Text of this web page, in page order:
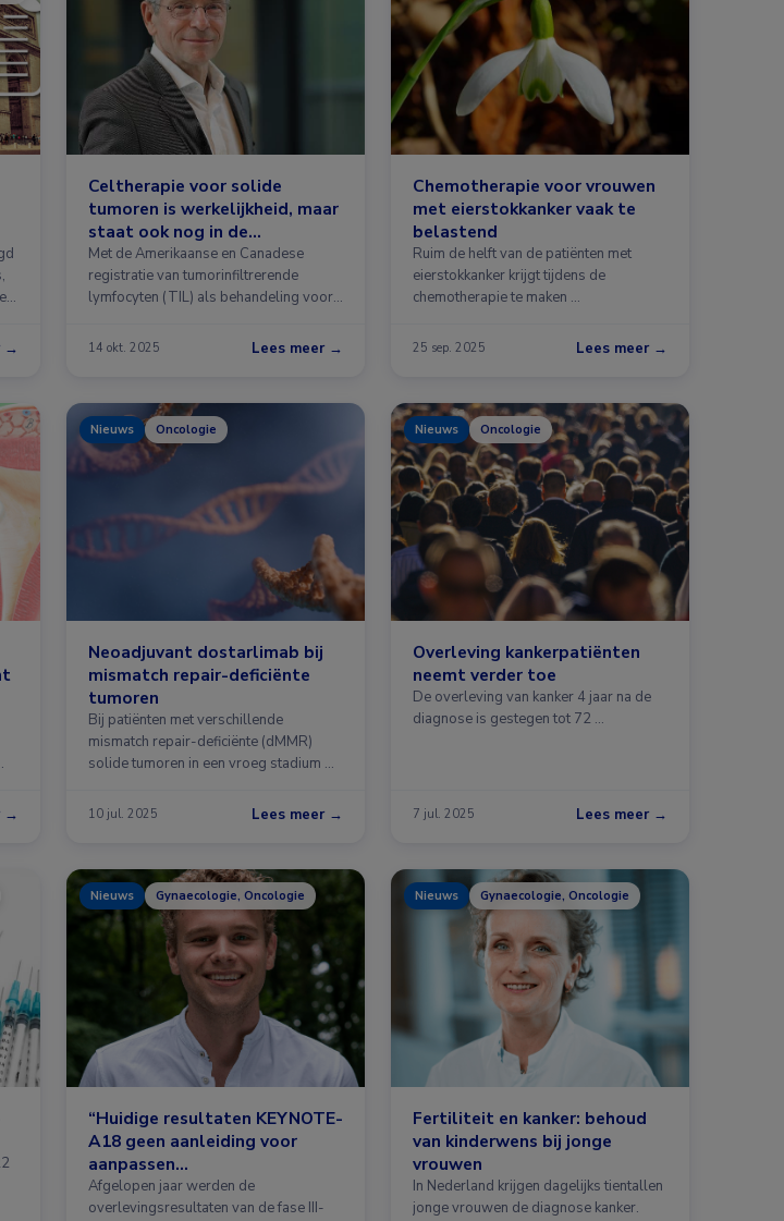
→
Celtherapie voor solide
tumoren is werkelijkheid, maar
staat ook nog in de
kinderschoenen
Met de Amerikaanse en Canadese
registratie van tumorinfiltrerende
lymfocyten (TIL) als behandeling voor
14 okt. 2025 Lees meer →
Chemotherapie voor vrouwen
met eierstokkanker vaak te
belastend
Ruim de helft van de patiënten met
eierstokkanker krijgt tijdens de
chemotherapie te maken …
25 sep. 2025 Lees meer →
→
Nieuws Oncologie
Neoadjuvant dostarlimab bij
mismatch repair-deficiënte
tumoren
Bij patiënten met verschillende
mismatch repair-deficiënte (dMMR)
solide tumoren in een vroeg stadium …
10 jul. 2025 Lees meer →
Nieuws Oncologie
Overleving kankerpatiënten
neemt verder toe
De overleving van kanker 4 jaar na de
diagnose is gestegen tot 72 …
7 jul. 2025 Lees meer →
Nieuws Gynaecologie, Oncologie
“Huidige resultaten KEYNOTE-
A18 geen aanleiding voor
aanpassen
standaardbehandeling
cervixcarcinoom”
Afgelopen jaar werden de
overlevingsresultaten van de fase III-
Nieuws Gynaecologie, Oncologie
Fertiliteit en kanker: behoud
van kinderwens bij jonge
vrouwen
In Nederland krijgen dagelijks tientallen
jonge vrouwen de diagnose kanker.